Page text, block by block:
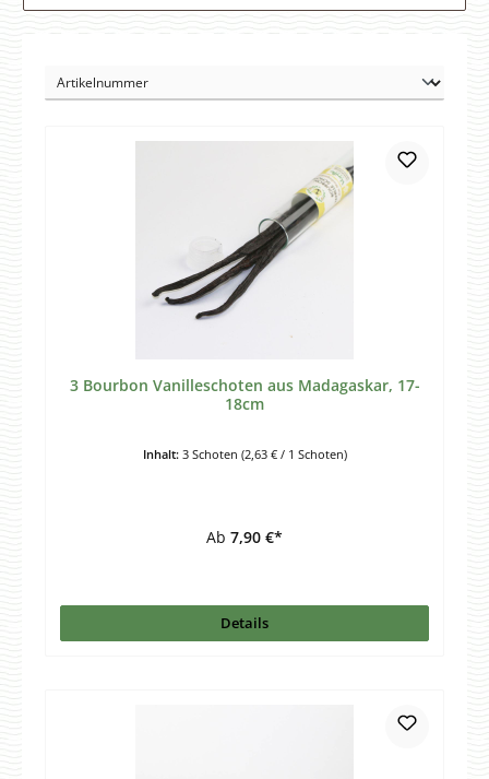
3 Bourbon Vanilleschoten aus Madagaskar, 17-
18cm
Inhalt: 3 Schoten (2,63 € / 1 Schoten)
Ab 7,90 €*
Details